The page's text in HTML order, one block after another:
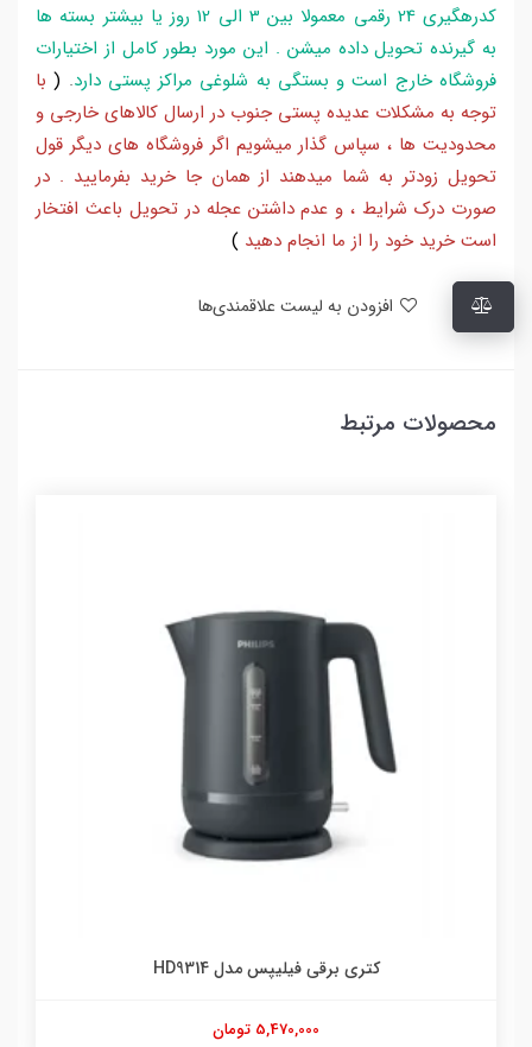
کدرهگیری 24 رقمی معمولا بین 3 الی 12 روز یا بیشتر بسته ها
به گیرنده تحویل داده میشن . این مورد بطور کامل از اختیارات
فروشگاه خارج است و بستگی به شلوغی مراکز پستی دارد.
(با
توجه به مشکلات عدیده پستی جنوب در ارسال کالاهای خارجی و
محدودیت ها ، سپاس گذار میشویم اگر فروشگاه های دیگر قول
تحویل زودتر به شما میدهند از همان جا خرید بفرمایید . در
صورت درک شرایط ، و عدم داشتن عجله در تحویل باعث افتخار
است خرید خود را از ما انجام دهید )
محصولات مرتبط
کتری برقی فیلیپس مدل HD9314
5,470,000 تومان